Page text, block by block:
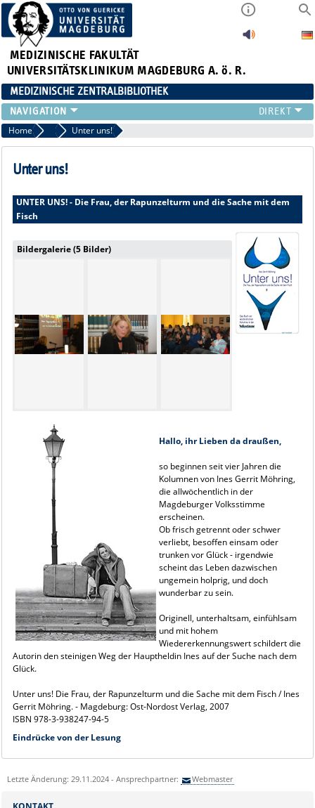
MEDIZINISCHE FAKULTÄT
UNIVERSITÄTSKLINIKUM MAGDEBURG A. ö. R.
MEDIZINISCHE ZENTRALBIBLIOTHEK
LITERATURSUCHE
SERVICE
INFORMATIONSKOMPETENZ
PUBLIZIEREN
NEU HIER?
Home 2010 Unter uns!
Unter uns!
UNTER UNS! - Die Frau, der Rapunzelturm und die Sache mit dem
Fisch
Bildergalerie (5 Bilder)
Hallo, ihr Lieben da draußen,
so beginnen seit vier Jahren die
Kolumnen von Ines Gerrit Möhring,
die allwöchentlich in der
Magdeburger Volksstimme
erscheinen.
Ob frisch getrennt oder schwer
verliebt, besoffen einsam oder
trunken vor Glück - irgendwie
scheint das Leben dazwischen
ungemein holprig, und doch
wunderbar zu sein.
Originell, unterhaltsam, einfühlsam
und mit hohem
Wiedererkennungswert schildert die
Autorin den steinigen Weg der Hauptheldin Ines auf der Suche nach dem
Glück.
Unter uns! Die Frau, der Rapunzelturm und die Sache mit dem Fisch / Ines
Gerrit Möhring. - Magdeburg: Ost-Nordost Verlag, 2007
ISBN 978-3-938247-94-5
Eindrücke von der Lesung
Letzte Änderung: 29.11.2024 - Ansprechpartner: Webmaster